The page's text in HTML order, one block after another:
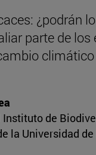
¿podrán
parte de los
de
la Universidad de